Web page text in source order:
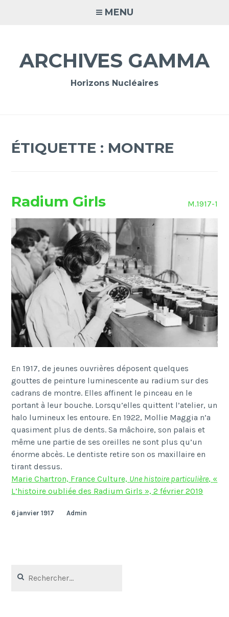
MENU
ARCHIVES GAMMA
Horizons Nucléaires
ÉTIQUETTE : MONTRE
Radium Girls M.1917-1
En 1917, de jeunes ouvrières déposent quelques
gouttes de peinture luminescente au radium sur des
cadrans de montre. Elles affinent le pinceau en le
portant à leur bouche. Lorsqu’elles quittent l’atelier, un
halo lumineux les entoure. En 1922, Mollie Maggia n’a
quasiment plus de dents. Sa mâchoire, son palais et
même une partie de ses oreilles ne sont plus qu’un
énorme abcès. Le dentiste retire son os maxillaire en
tirant dessus.
Marie Chartron, France Culture, Une histoire particulière, «
L’histoire oubliée des Radium Girls », 2 février 2019
6 janvier 1917 Admin